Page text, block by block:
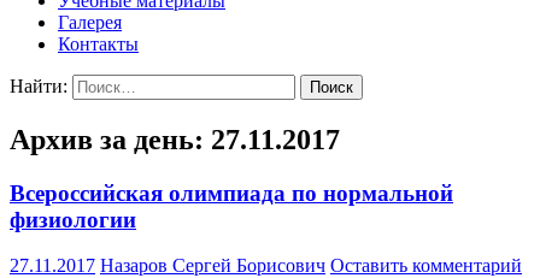
Галерея
Контакты
Найти:
Архив за день: 27.11.2017
Всероссийская олимпиада по нормальной
физиологии
27.11.2017 Назаров Сергей Борисович Оставить комментарий